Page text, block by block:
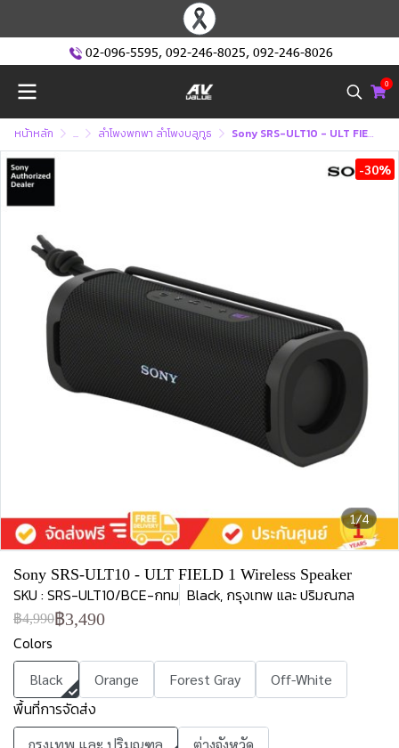
02-096-5595, 092-246-8025, 092-246-8026
0
หน้าหลัก ... ลำโพงพกพา ลำโพงบลูทูธ Sony SRS-ULT10 - ULT FIELD 1 Wireless Speaker
1/4
-30%
Sony SRS-ULT10 - ULT FIELD 1 Wireless Speaker
SKU : SRS-ULT10/BCE-กทม Black, กรุงเทพ และ ปริมณฑล
฿4,990฿3,490
Colors
Black Orange Forest Gray Off-White
พื้นที่การจัดส่ง